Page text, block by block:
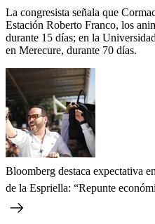
La congresista señala que
Estación Roberto Franco, los
durante 15 días; en la
en Merecure, durante 70 días.
Bloomberg destaca expectativa
de la Espriella: “Repunte